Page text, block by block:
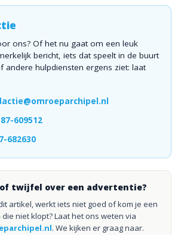
ons? Of het nu gaat om een leuk
bericht, iets dat speelt in de buurt
andere hulpdiensten ergens ziet: laat
609512
682630
twijfel over een advertentie?
artikel, werkt iets niet goed of kom je een
niet klopt? Laat het ons weten via
. We kijken er graag naar.